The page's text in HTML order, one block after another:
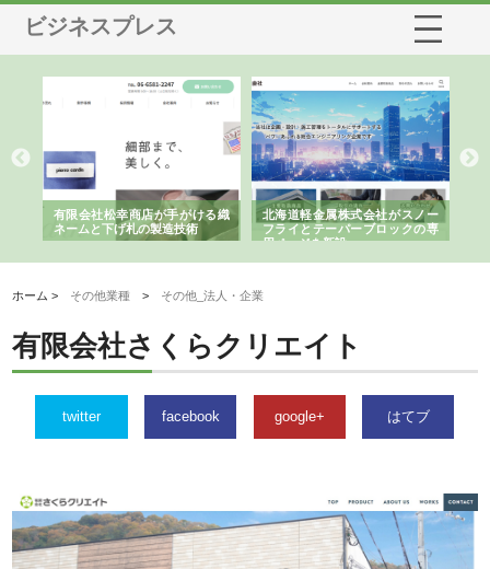
ビジネスプレス
有限会社松幸商店が手がける織
ネームと下げ札の製造技術
北海道軽金属株式会社がスノー
フライとテーパーブロックの専
用ページを新設
ホーム > その他業種 > その他_法人・企業
有限会社さくらクリエイト
twitter facebook google+ はてブ